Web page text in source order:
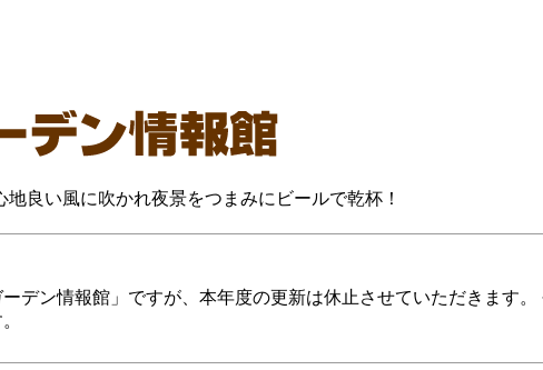
良い風に吹かれ夜景をつまみにビールで乾杯！
デン情報館」ですが、本年度の更新は休止させていただきます